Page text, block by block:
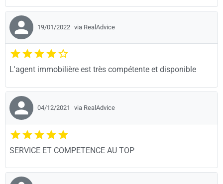
19/01/2022 via RealAdvice
L'agent immobilière est très compétente et disponible
04/12/2021 via RealAdvice
SERVICE ET COMPETENCE AU TOP